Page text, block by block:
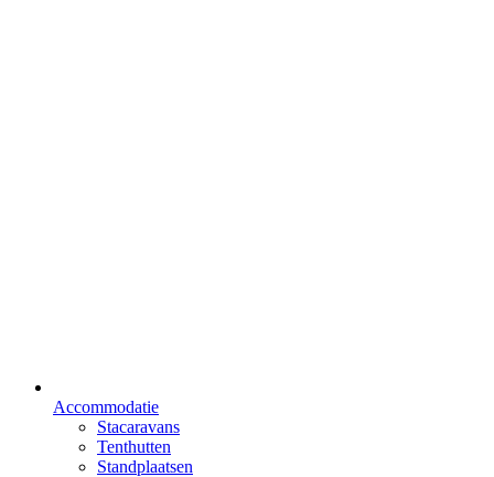
Accommodatie
Stacaravans
Tenthutten
Standplaatsen